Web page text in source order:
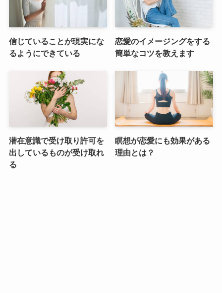
信じていることが現実にな
るようにできている
恋愛のイメージングをする
簡単なコツを教えます
潜在意識で受け取り許可を
出しているものが受け取れ
る
瞑想が恋愛にも効果がある
理由とは？